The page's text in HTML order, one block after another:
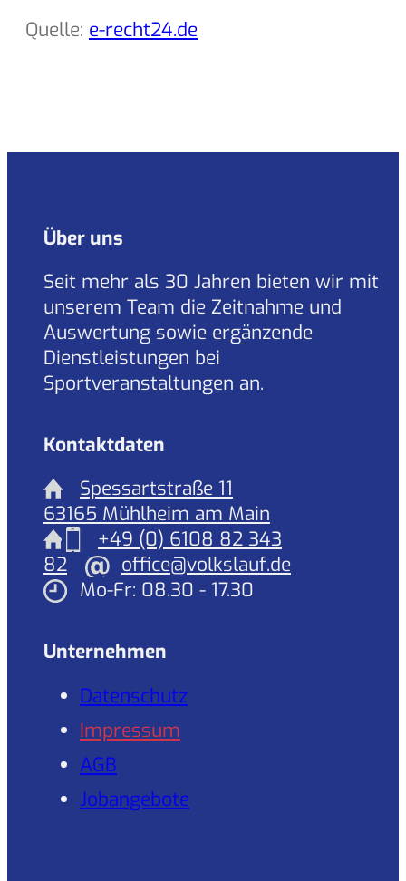
Quelle: e-recht24.de
Über uns
Seit mehr als 30 Jahren bieten wir mit
unserem Team die Zeitnahme und
Auswertung sowie ergänzende
Dienstleistungen bei
Sportveranstaltungen an.
Kontaktdaten
Spessartstraße 11
63165 Mühlheim am Main
+49 (0) 6108 82 343
82
office@volkslauf.de
Mo-Fr: 08.30 - 17.30
Unternehmen
Datenschutz
Impressum
AGB
Jobangebote